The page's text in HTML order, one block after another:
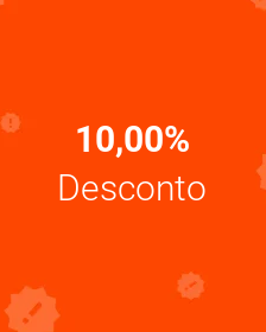
10,00%
Desconto